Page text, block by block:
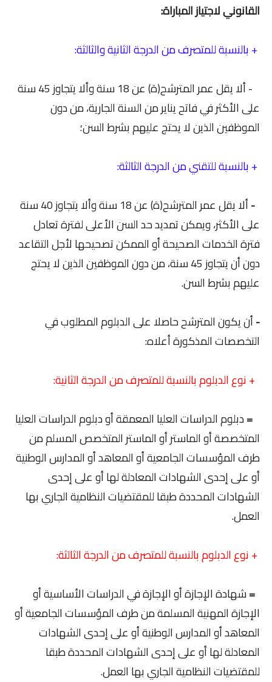
القانوني لاجتياز المباراة:
+ بالنسبة للمتصرف من الدرجة الثانية والثالثة:
- ألا يقل عمر المترشح(ة) عن 18 سنة وألا يتجاوز 45 سنة
على الأكثر في فاتح يناير من السنة الجارية، من دون
الموظفين الذين لا يحتج عليهم بشرط السن؛
+ بالنسبة للتقني من الدرجة الثالثة:
-
ألا يقل عمر المترشح(ة) عن 18 سنة وألا يتجاوز 40 سنة
على الأكثر، ويمكن تمديد حد السن الأعلى لفترة تعادل
فترة الخدمات الصحيحة أو الممكن تصحيحها لأجل التقاعد
دون أن يتجاوز 45 سنة، من دون الموظفين الذين لا يحتج
عليهم بشرط السن.
-أن يكون المترشح حاصلا على الدبلوم المطلوب في
التخصصات المذكورة أعلاه:
+ نوع الدبلوم بالنسبة للمتصرف من الدرجة الثانية:
=دبلوم الدراسات العليا المعمقة أو دبلوم الدراسات العليا
المتخصصة أو الماستر أو الماستر المتخصص المسلم من
طرف المؤسسات الجامعية أو المعاهد أو المدارس الوطنية
أو على إحدى الشهادات المعادلة لها أو على إحدى
الشهادات المحددة طبقا للمقتضيات النظامية الجاري بها
العمل.
+ نوع الدبلوم بالنسبة للمتصرف من الدرجة الثالثة:
=شهادة الإجازة أو الإجازة في الدراسات الأساسية أو
الإجازة المهنية المسلمة من طرف المؤسسات الجامعية أو
المعاهد أو المدارس الوطنية أو على إحدى الشهادات
المعادلة لها أو على إحدى الشهادات المحددة طبقا
للمقتضيات النظامية الجاري بها العمل.